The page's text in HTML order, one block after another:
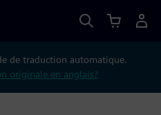
de traduction automatique.
originale en anglais?